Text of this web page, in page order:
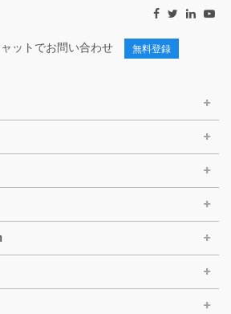
ットでお問い合わせ 無料登録